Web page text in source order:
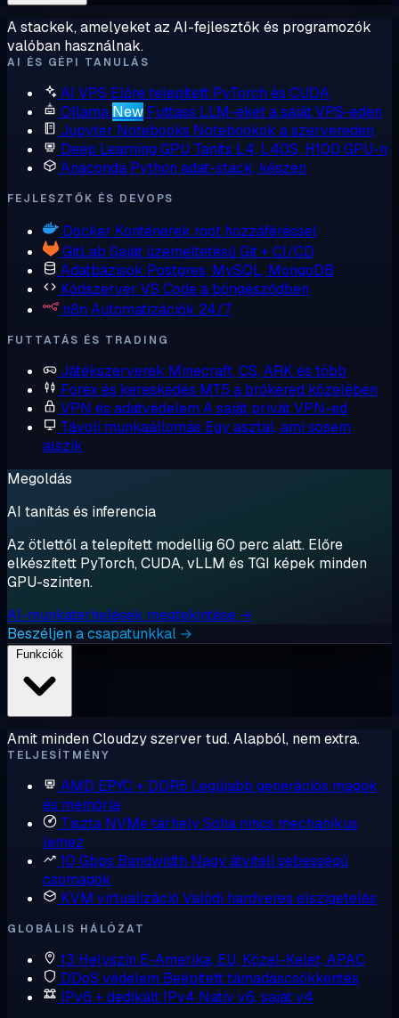
A stackek, amelyeket az AI-fejlesztők és programozók
valóban használnak.
AI ÉS GÉPI TANULÁS
AI VPS Előre telepített PyTorch és CUDA
Ollama New Futtass LLM-eket a saját VPS-eden
Jupyter Notebooks Notebookok a szervereden
Deep Learning GPU Taníts L4, L40S, H100 GPU-n
Anaconda Python adat-stack, készen
FEJLESZTŐK ÉS DEVOPS
Docker Konténerek root hozzáféréssel
GitLab Saját üzemeltetésű Git + CI/CD
Adatbázisok Postgres, MySQL, MongoDB
Kódszerver VS Code a böngésződben
n8n Automatizációk 24/7
FUTTATÁS ÉS TRADING
Játékszerverek Minecraft, CS, ARK és több
Forex és kereskedés MT5 a brókered közelében
VPN és adatvédelem A saját privát VPN-ed
Távoli munkaállomás Egy asztal, ami sosem
alszik
Megoldás
AI tanítás és inferencia
Az ötlettől a telepített modellig 60 perc alatt. Előre
elkészített PyTorch, CUDA, vLLM és TGI képek minden
GPU-szinten.
AI-munkaterhelések megtekintése →
Beszéljen a csapatunkkal →
Amit minden Cloudzy szerver tud. Alapból, nem extra.
TELJESÍTMÉNY
AMD EPYC + DDR5 Legújabb generációs magok
és memória
Tiszta NVMe tárhelySoha nincs mechanikus
lemez
10 Gbps Bandwidth Nagy átviteli sebességű
csomagok
KVM virtualizáció Valódi hardveres elszigetelés
GLOBÁLIS HÁLÓZAT
13 Helyszín É-Amerika, EU, Közel-Kelet, APAC
DDoS védelem Beépített támadáscsökkentés
IPv6 + dedikált IPv4 Natív v6, saját v4